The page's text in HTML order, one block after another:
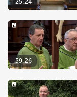
25:24
59:26